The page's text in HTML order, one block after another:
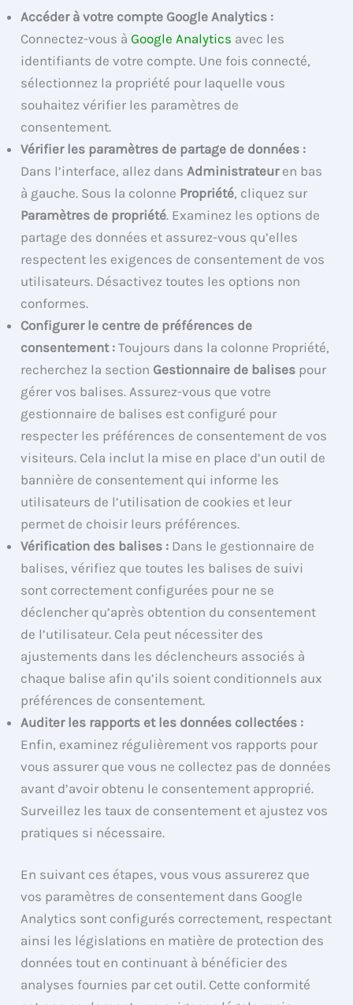
Accéder à votre compte Google Analytics :
Connectez-vous àGoogle Analytics avec les
identifiants de votre compte. Une fois connecté,
sélectionnez la propriété pour laquelle vous
souhaitez vérifier les paramètres de
consentement.
Vérifier les paramètres de partage de données :
Dans l’interface, allez dans Administrateuren bas
à gauche. Sous la colonne Propriété, cliquez sur
Paramètres de propriété. Examinez les options de
partage des données et assurez-vous qu’elles
respectent les exigences de consentement de vos
utilisateurs. Désactivez toutes les options non
conformes.
Configurer le centre de préférences de
consentement : Toujours dans la colonne Propriété,
recherchez la section Gestionnaire de balises pour
gérer vos balises. Assurez-vous que votre
gestionnaire de balises est configuré pour
respecter les préférences de consentement de vos
visiteurs. Cela inclut la mise en place d’un outil de
bannière de consentement qui informe les
utilisateurs de l’utilisation de cookies et leur
permet de choisir leurs préférences.
Vérification des balises : Dans le gestionnaire de
balises, vérifiez que toutes les balises de suivi
sont correctement configurées pour ne se
déclencher qu’après obtention du consentement
de l’utilisateur. Cela peut nécessiter des
ajustements dans les déclencheurs associés à
chaque balise afin qu’ils soient conditionnels aux
préférences de consentement.
Auditer les rapports et les données collectées :
Enfin, examinez régulièrement vos rapports pour
vous assurer que vous ne collectez pas de données
avant d’avoir obtenu le consentement approprié.
Surveillez les taux de consentement et ajustez vos
pratiques si nécessaire.
En suivant ces étapes, vous vous assurerez que
vos paramètres de consentement dans Google
Analytics sont configurés correctement, respectant
ainsi les législations en matière de protection des
données tout en continuant à bénéficier des
analyses fournies par cet outil. Cette conformité